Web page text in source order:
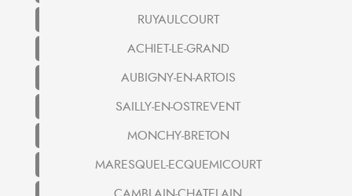
RUYAULCOURT
ACHIET-LE-GRAND
AUBIGNY-EN-ARTOIS
SAILLY-EN-OSTREVENT
MONCHY-BRETON
MARESQUEL-ECQUEMICOURT